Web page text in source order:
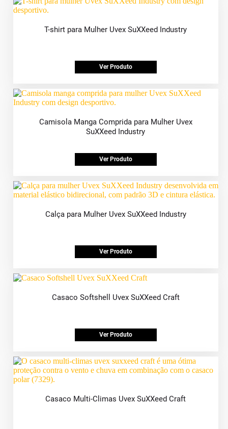
T-shirt para Mulher Uvex SuXXeed Industry
Ver Produto
Camisola Manga Comprida para Mulher Uvex
SuXXeed Industry
Ver Produto
Calça para Mulher Uvex SuXXeed Industry
Ver Produto
Casaco Softshell Uvex SuXXeed Craft
Ver Produto
Casaco Multi-Climas Uvex SuXXeed Craft